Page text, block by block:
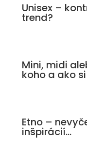
Unisex –
trend?
Mini, midi
koho a ako
Etno –
inšpirácií…